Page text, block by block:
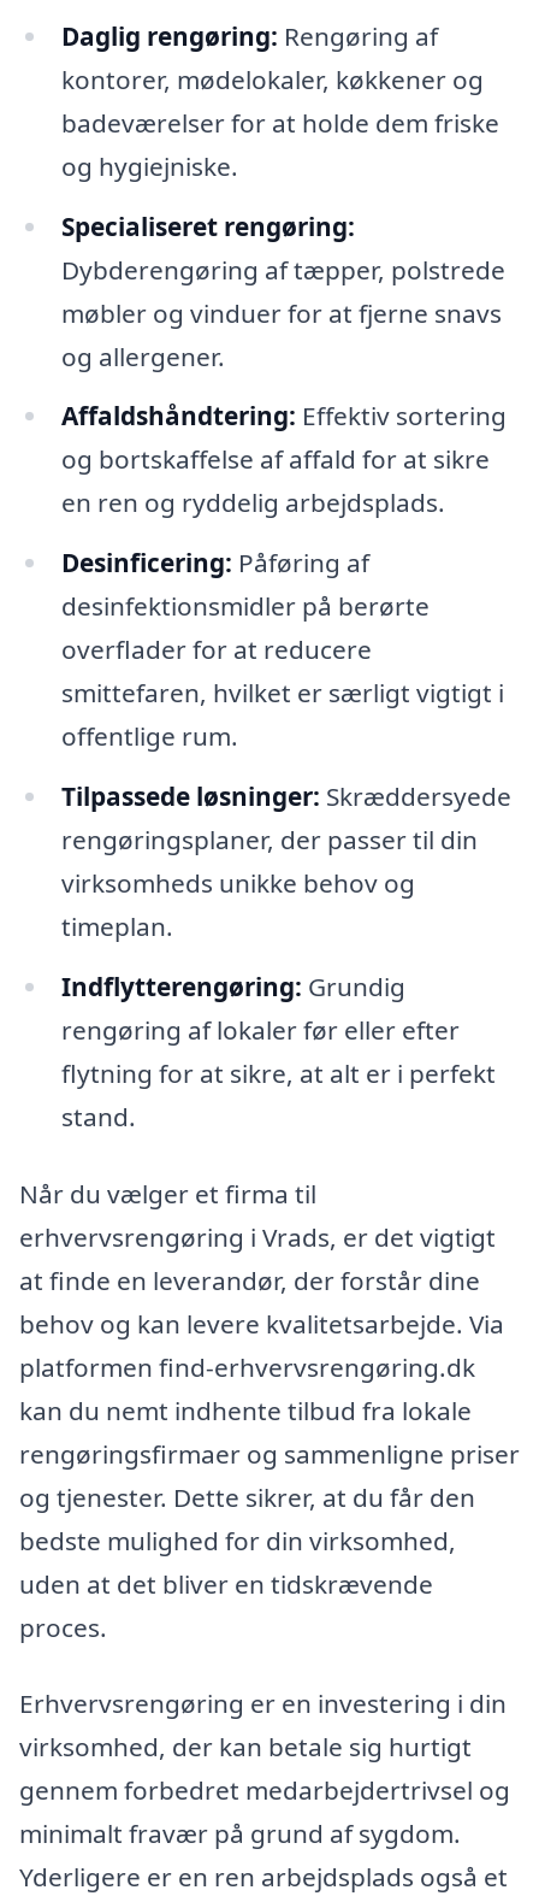
Daglig rengøring: Rengøring af
kontorer, mødelokaler, køkkener og
badeværelser for at holde dem friske
og hygiejniske.
Specialiseret rengøring:
Dybderengøring af tæpper, polstrede
møbler og vinduer for at fjerne snavs
og allergener.
Affaldshåndtering: Effektiv sortering
og bortskaffelse af affald for at sikre
en ren og ryddelig arbejdsplads.
Desinficering: Påføring af
desinfektionsmidler på berørte
overflader for at reducere
smittefaren, hvilket er særligt vigtigt i
offentlige rum.
Tilpassede løsninger: Skræddersyede
rengøringsplaner, der passer til din
virksomheds unikke behov og
timeplan.
Indflytterengøring: Grundig
rengøring af lokaler før eller efter
flytning for at sikre, at alt er i perfekt
stand.
Når du vælger et firma til
erhvervsrengøring i Vrads, er det vigtigt
at finde en leverandør, der forstår dine
behov og kan levere kvalitetsarbejde. Via
platformen find-erhvervsrengøring.dk
kan du nemt indhente tilbud fra lokale
rengøringsfirmaer og sammenligne priser
og tjenester. Dette sikrer, at du får den
bedste mulighed for din virksomhed,
uden at det bliver en tidskrævende
proces.
Erhvervsrengøring er en investering i din
virksomhed, der kan betale sig hurtigt
gennem forbedret medarbejdertrivsel og
minimalt fravær på grund af sygdom.
Yderligere er en ren arbejdsplads også et